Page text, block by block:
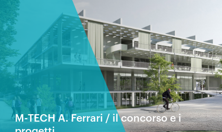
M-TECH A. Ferrari / il concorso e i